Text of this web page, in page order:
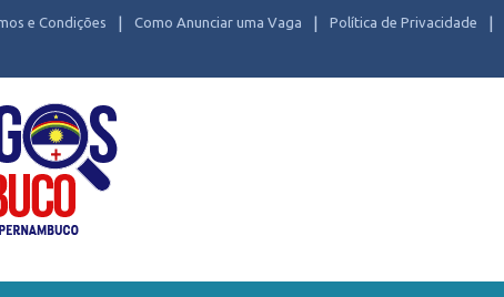
e Condições Como Anunciar uma Vaga Política de Privacidade